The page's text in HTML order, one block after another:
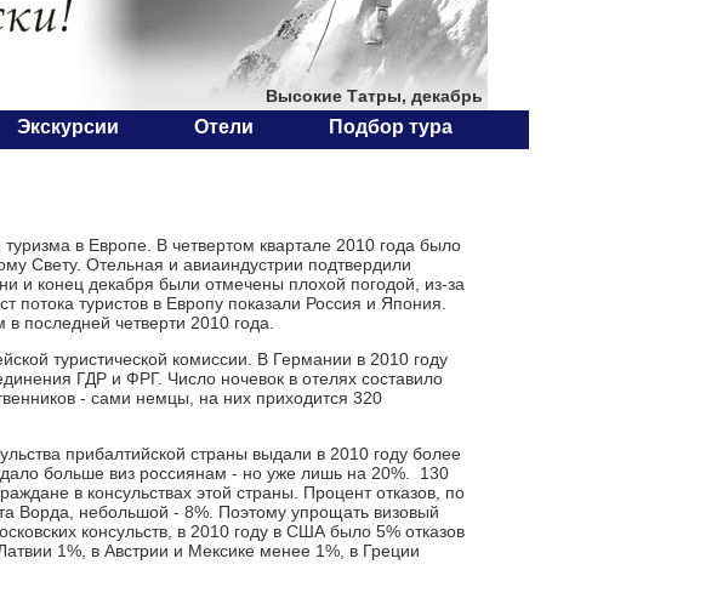
Высокие Татры, декабрь
Экскурсии Отели Подбор тура
в Европе. В четвертом квартале 2010 года было
Свету. Отельная и авиаиндустрии подтвердили
и конец декабря были отмечены плохой погодой, из-за
туристов в Европу показали Россия и Япония.
последней четверти 2010 года.
туристической комиссии. В Германии в 2010 году
ГДР и ФРГ. Число ночевок в отелях составило
- сами немцы, на них приходится 320
прибалтийской страны выдали в 2010 году более
больше виз россиянам - но уже лишь на 20%. 130
в консульствах этой страны. Процент отказов, по
Ворда, небольшой - 8%. Поэтому упрощать визовый
консульств, в 2010 году в США было 5% отказов
1%, в Австрии и Мексике менее 1%, в Греции